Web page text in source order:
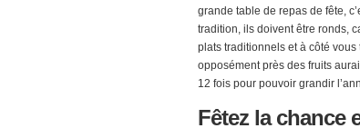
grande table de repas de fête,
tradition, ils doivent être ronds,
plats traditionnels et à côté
opposément près des fruits
12 fois pour pouvoir grandir
Fêtezla chance